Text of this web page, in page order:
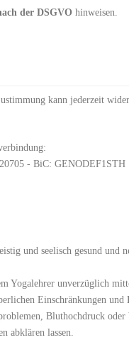
der DSGVO hinweisen.
kann jederzeit
- BiC: GENODEF1STH
und seelisch gesund und
Yogalehrer unverzüglich
Einschränkungen und
Bluthochdruck
abklären lassen.